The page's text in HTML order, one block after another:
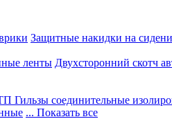
Защитные накидки на
ленты Двухсторонний скотч
Гильзы соединительные
... Показать все